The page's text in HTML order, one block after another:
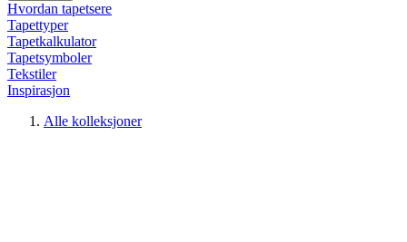
Hvordan tapetsere
Tapettyper
Tapetkalkulator
Tapetsymboler
Tekstiler
Inspirasjon
Alle kolleksjoner